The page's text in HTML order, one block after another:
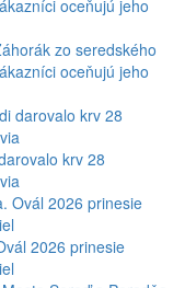
zo seredského
oceňujú jeho
krv 28
2026 prinesie